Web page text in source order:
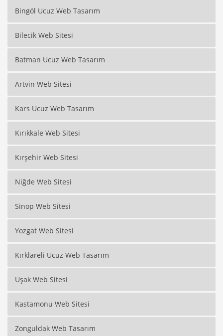
Bingöl Ucuz Web Tasarım
Bilecik Web Sitesi
Batman Ucuz Web Tasarım
Artvin Web Sitesi
Kars Ucuz Web Tasarım
Kırıkkale Web Sitesi
Kırşehir Web Sitesi
Niğde Web Sitesi
Sinop Web Sitesi
Yozgat Web Sitesi
Kırklareli Ucuz Web Tasarım
Uşak Web Sitesi
Kastamonu Web Sitesi
Zonguldak Web Tasarım